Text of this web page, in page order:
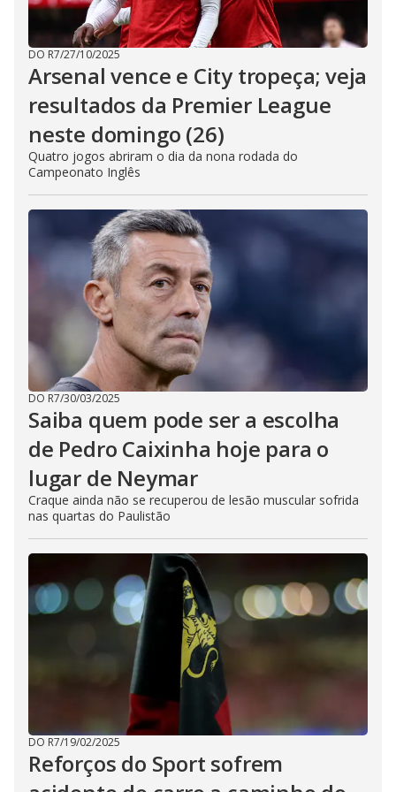
DO R7/27/10/2025
Arsenal vence e City tropeça; veja
resultados da Premier League
neste domingo (26)
Quatro jogos abriram o dia da nona rodada do
Campeonato Inglês
DO R7/30/03/2025
Saiba quem pode ser a escolha
de Pedro Caixinha hoje para o
lugar de Neymar
Craque ainda não se recuperou de lesão muscular sofrida
nas quartas do Paulistão
DO R7/19/02/2025
Reforços do Sport sofrem